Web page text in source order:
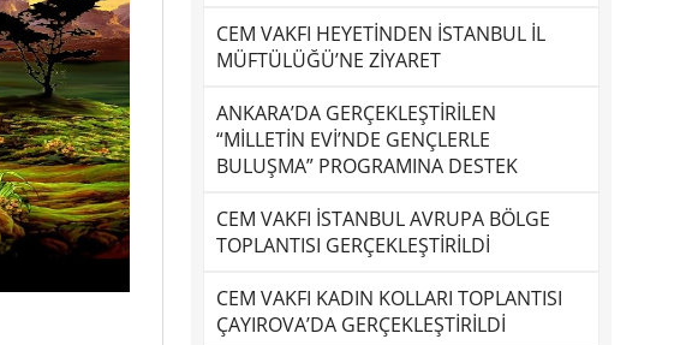
CEM VAKFI HEYETİNDEN İSTANBUL İL
MÜFTÜLÜĞÜ’NE ZİYARET
ANKARA’DA GERÇEKLEŞTİRİLEN
“MİLLETİN EVİ’NDE GENÇLERLE
BULUŞMA” PROGRAMINA DESTEK
CEM VAKFI İSTANBUL AVRUPA BÖLGE
TOPLANTISI GERÇEKLEŞTİRİLDİ
CEM VAKFI KADIN KOLLARI TOPLANTISI
ÇAYIROVA’DA GERÇEKLEŞTİRİLDİ